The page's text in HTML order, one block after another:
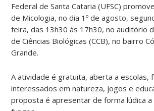
Federal de Santa Cataria (UFSC)
de Micologia, no dia 1º de agosto,
feira, das 13h30 às 17h30, no auditório
de Ciências Biológicas (CCB), no bairro
Grande.
A atividade é gratuita, aberta a escolas,
interessados em natureza, jogos e
proposta é apresentar de forma lúdica a